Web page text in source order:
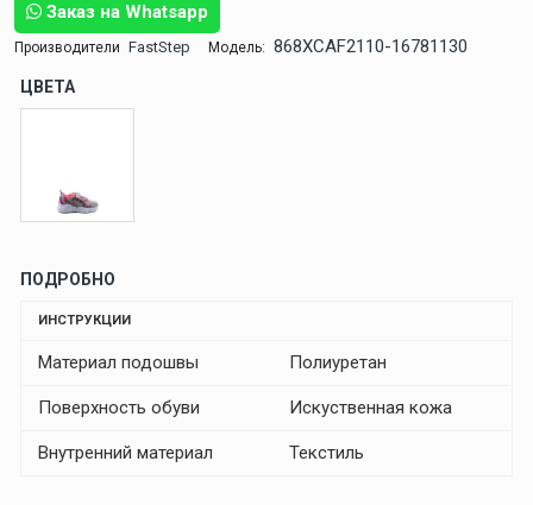
Заказ на Whatsapp
Производители FastStep Модель: 868XCAF2110-16781130
ЦВЕТА
ПОДРОБНО
ИНСТРУКЦИИ
Материал подошвы Полиуретан
Поверхность обуви Искуственная кожа
Внутренний материал Текстиль